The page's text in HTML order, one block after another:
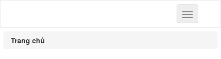
Toggle
navigation
Trang chủ